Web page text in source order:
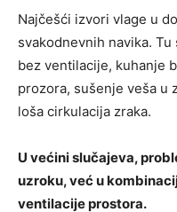
Najčešći izvori vlage u
svakodnevnih navika.
bez ventilacije, kuhanje
prozora, sušenje veša u
loša cirkulacija zraka.
U većini slučajeva,
uzroku, već u
ventilacije prostora.